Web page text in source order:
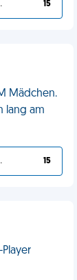
15
Mädchen.
lang am
15